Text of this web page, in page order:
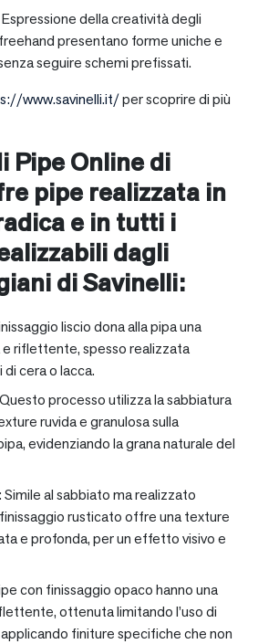
Espressione della creatività degli
presentano forme uniche e
seguire schemi prefissati.
www.savinelli.it/per scoprire di più
Pipe Online di
pipe realizzata in
e in tutti i
dagli
di Savinelli:
liscio dona alla pipa una
riflettente, spesso realizzata
cera o lacca.
processo utilizza la sabbiatura
ruvida e granulosa sulla
evidenziando la grana naturale del
: Simile al sabbiato ma realizzato
rusticato offre una texture
e profonda, per un effetto visivo e
con finissaggio opaco hanno una
ottenuta limitando l’uso di
finiture specifiche che non